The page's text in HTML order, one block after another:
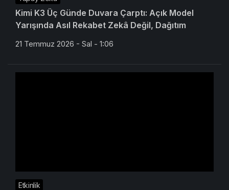
Kimi K3 Üç Günde Duvara Çarptı: Açık Model
Yarışında Asıl Rekabet Zekâ Değil, Dağıtım
21 Temmuz 2026 - Sal - 1:06
Etkinlik